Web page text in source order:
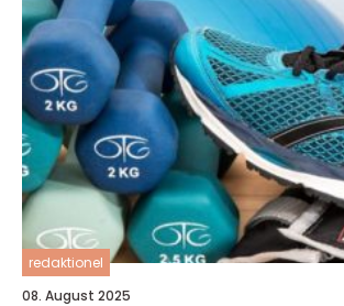
redaktionel
08. August 2025